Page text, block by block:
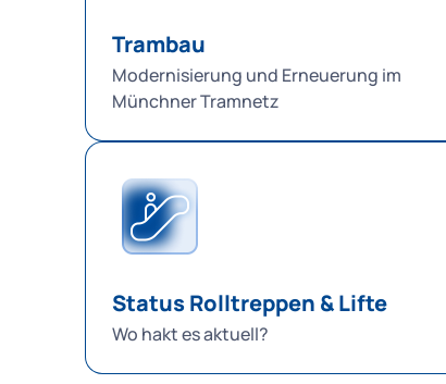
Trambau
Modernisierung und Erneuerung im
Münchner Tramnetz
Status Rolltreppen & Lifte
Wo hakt es aktuell?